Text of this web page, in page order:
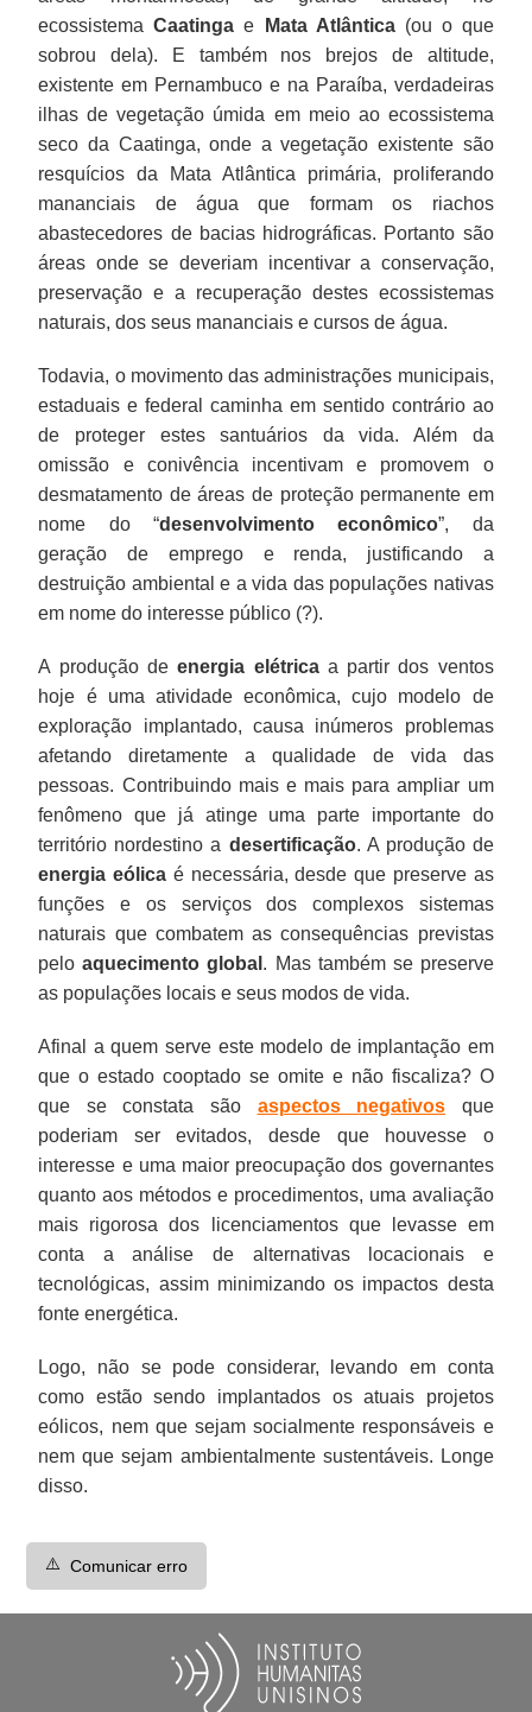
ecossistemaCaatinga e Mata Atlântica(ou o que
sobrou dela). E também nos brejos de altitude,
existente em Pernambuco e na Paraíba, verdadeiras
ilhas de vegetação úmida em meio ao ecossistema
seco da Caatinga, onde a vegetação existente são
resquícios da Mata Atlântica primária, proliferando
mananciais de água que formam os riachos
abastecedores de bacias hidrográficas. Portanto são
áreas onde se deveriam incentivar a conservação,
preservação e a recuperação destes ecossistemas
naturais, dos seus mananciais e cursos de água.
Todavia, o movimento das administrações municipais,
estaduais e federal caminha em sentido contrário ao
de proteger estes santuários da vida. Além da
omissão e conivência incentivam e promovem o
desmatamento de áreas de proteção permanente em
nome do “desenvolvimento econômico”, da
geração de emprego e renda, justificando a
destruição ambiental e a vida das populações nativas
em nome do interesse público (?).
A produção deenergia elétricaa partir dos ventos
hoje é uma atividade econômica, cujo modelo de
exploração implantado, causa inúmeros problemas
afetando diretamente a qualidade de vida das
pessoas. Contribuindo mais e mais para ampliar um
fenômeno que já atinge uma parte importante do
território nordestino a desertificação. A produção de
energia eólica é necessária, desde que preserve as
funções e os serviços dos complexos sistemas
naturais que combatem as consequências previstas
peloaquecimento global . Mas também se preserve
as populações locais e seus modos de vida.
Afinal a quem serve este modelo de implantação em
que o estado cooptado se omite e não fiscaliza? O
que se constata são aspectos negativos que
poderiam ser evitados, desde que houvesse o
interesse e uma maior preocupação dos governantes
quanto aos métodos e procedimentos, uma avaliação
mais rigorosa dos licenciamentos que levasse em
conta a análise de alternativas locacionais e
tecnológicas, assim minimizando os impactos desta
fonte energética.
Logo, não se pode considerar, levando em conta
como estão sendo implantados os atuais projetos
eólicos, nem que sejam socialmente responsáveis e
nem que sejam ambientalmente sustentáveis. Longe
disso.
⚠️ Comunicar erro